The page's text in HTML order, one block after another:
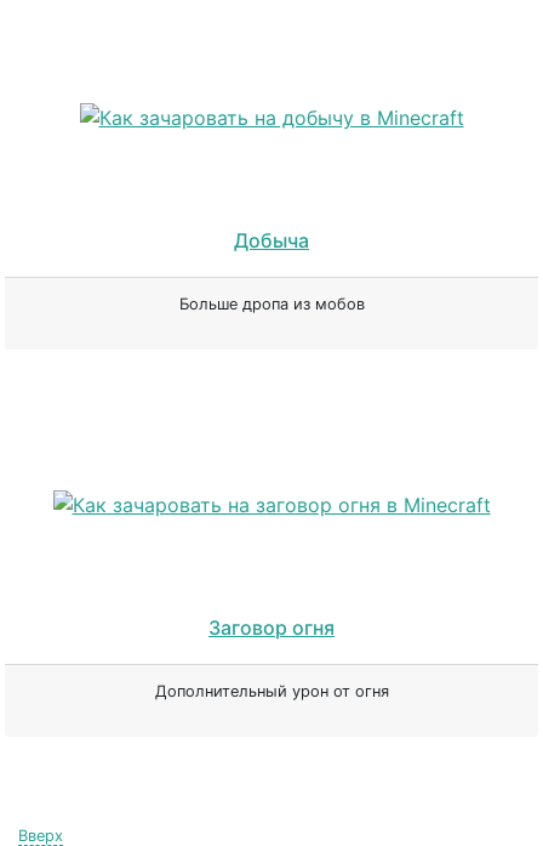
Добыча
Больше дропа из мобов
Заговор огня
Дополнительный урон от огня
Вверх